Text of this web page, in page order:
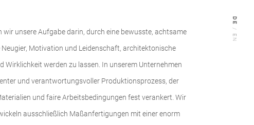
wir unsere Aufgabe darin, durch eine bewusste, achtsame
Motivation und Leidenschaft, architektonische
Wirklichkeit werden zu lassen. In unserem Unternehmen
und verantwortungsvoller Produktionsprozess, der
und faire Arbeitsbedingungen fest verankert. Wir
ausschließlich Maßanfertigungen mit einer enorm
DE
/
EN